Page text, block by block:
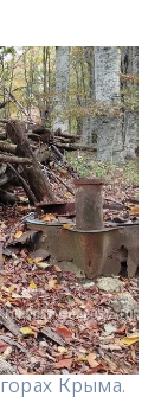
Крыма.